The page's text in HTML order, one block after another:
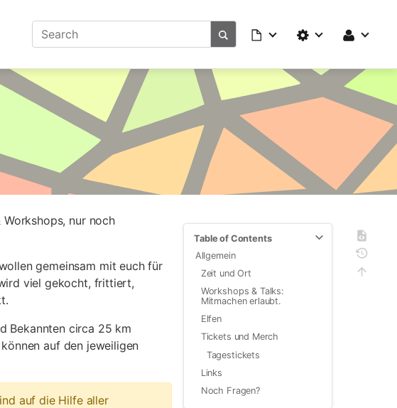
Table of Contents
Allgemein
Zeit und Ort
Workshops & Talks:
Mitmachen erlaubt.
Elfen
Tickets und Merch
Tagestickets
Links
Noch Fragen?
Workshops, nur noch
gemeinsam mit euch für
viel gekocht, frittiert,
Bekannten circa 25 km
auf den jeweiligen
auf die Hilfe aller